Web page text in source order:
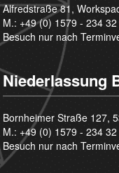
Alfredstraße 81,
M.: +49 (0) 1579 - 234 32
Besuch nur nach
Niederlassung
Bornheimer Straße 127,
M.: +49 (0) 1579 - 234 32
Besuch nur nach